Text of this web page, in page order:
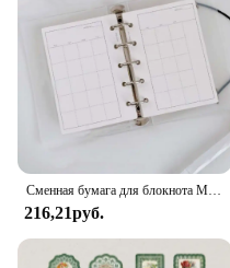
216,21руб.